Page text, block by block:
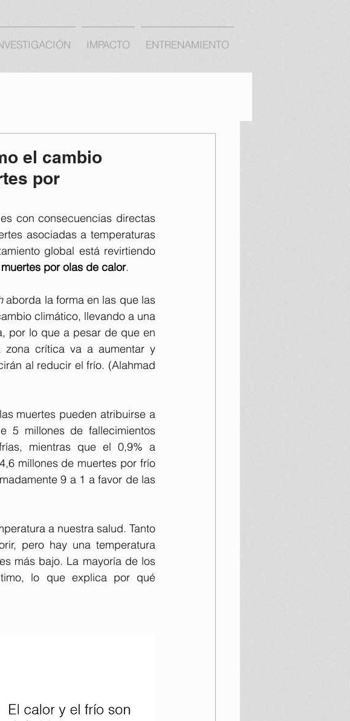
IMPACTO ENTRENAMIENTO
el cambio
por
con consecuencias directas
asociadas a temperaturas
global está revirtiendo
muertes por olas de calor.
aborda la forma en las que las
climático, llevando a una
por lo que a pesar de que en
crítica va a aumentar y
muertes pueden atribuirse a
5 millones de fallecimientos
mientras que el 0,9% a
millones de muertes por frío
9 a 1 a favor de las
a nuestra salud. Tanto
pero hay una temperatura
más bajo. La mayoría de los
lo que explica por qué